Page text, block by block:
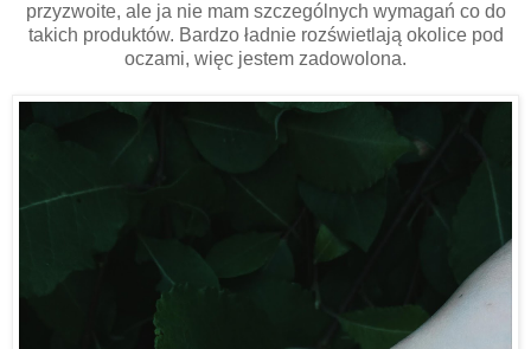
przyzwoite, ale ja nie mam szczególnych wymagań co do
takich produktów. Bardzo ładnie rozświetlają okolice pod
oczami, więc jestem zadowolona.